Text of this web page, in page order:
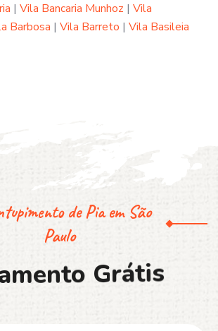
| Vila Bancaria Munhoz | Vila
Barbosa | Vila Barreto | Vila Basileia
de Pia em São
Paulo
mento Grátis